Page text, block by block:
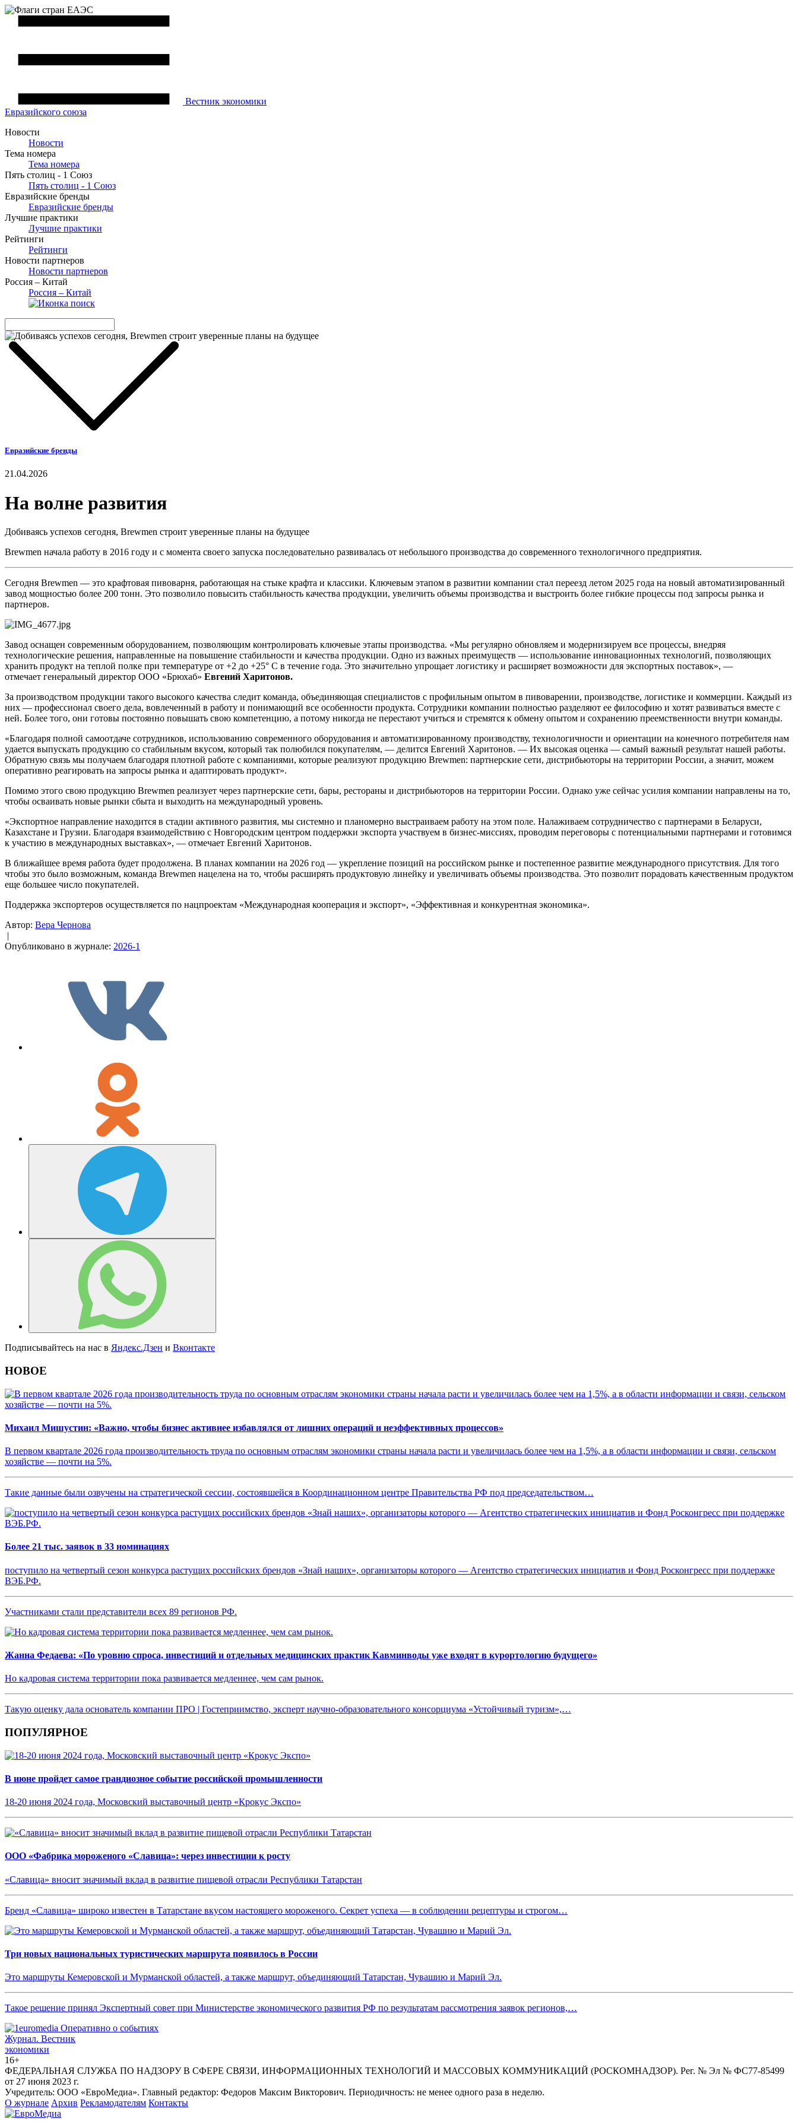
Вестник экономики
Евразийского союза
Новости
Новости
Тема номера
Тема номера
Пять столиц - 1 Союз
Пять столиц - 1 Союз
Евразийские бренды
Евразийские бренды
Лучшие практики
Лучшие практики
Рейтинги
Рейтинги
Новости партнеров
Новости партнеров
Россия – Китай
Россия – Китай
Евразийские бренды
21.04.2026
На волне развития
Добиваясь успехов сегодня, Brewmen строит уверенные планы на будущее
Brewmen начала работу в 2016 году и с момента своего запуска последовательно развивалась от небольшого производства до современного технологичного предприятия.
Сегодня Brewmen — это крафтовая пивоварня, работающая на стыке крафта и классики. Ключевым этапом в развитии компании стал переезд летом 2025 года на новый автоматизированный
завод мощностью более 200 тонн. Это позволило повысить стабильность качества продукции, увеличить объемы производства и выстроить более гибкие процессы под запросы рынка и
партнеров.
Завод оснащен современным оборудованием, позволяющим контролировать ключевые этапы производства. «Мы регулярно обновляем и модернизируем все процессы, внедряя
технологические решения, направленные на повышение стабильности и качества продукции. Одно из важных преимуществ — использование инновационных технологий, позволяющих
хранить продукт на теплой полке при температуре от +2 до +25° С в течение года. Это значительно упрощает логистику и расширяет возможности для экспортных поставок», —
отмечает генеральный директор ООО «Брюхаб» Евгений Харитонов.
За производством продукции такого высокого качества следит команда, объединяющая специалистов с профильным опытом в пивоварении, производстве, логистике и коммерции. Каждый из
них — профессионал своего дела, вовлеченный в работу и понимающий все особенности продукта. Сотрудники компании полностью разделяют ее философию и хотят развиваться вместе с
ней. Более того, они готовы постоянно повышать свою компетенцию, а потому никогда не перестают учиться и стремятся к обмену опытом и сохранению преемственности внутри команды.
«Благодаря полной самоотдаче сотрудников, использованию современного оборудования и автоматизированному производству, технологичности и ориентации на конечного потребителя нам
удается выпускать продукцию со стабильным вкусом, который так полюбился покупателям, — делится Евгений Харитонов. — Их высокая оценка — самый важный результат нашей работы.
Обратную связь мы получаем благодаря плотной работе с компаниями, которые реализуют продукцию Brewmen: партнерские сети, дистрибьюторы на территории России, а значит, можем
оперативно реагировать на запросы рынка и адаптировать продукт».
Помимо этого свою продукцию Brewmen реализует через партнерские сети, бары, рестораны и дистрибьюторов на территории России. Однако уже сейчас усилия компании направлены на то,
чтобы осваивать новые рынки сбыта и выходить на международный уровень.
«Экспортное направление находится в стадии активного развития, мы системно и планомерно выстраиваем работу на этом поле. Налаживаем сотрудничество с партнерами в Беларуси,
Казахстане и Грузии. Благодаря взаимодействию с Новгородским центром поддержки экспорта участвуем в бизнес-миссиях, проводим переговоры с потенциальными партнерами и готовимся
к участию в международных выставках», — отмечает Евгений Харитонов.
В ближайшее время работа будет продолжена. В планах компании на 2026 год — укрепление позиций на российском рынке и постепенное развитие международного присутствия. Для того
чтобы это было возможным, команда Brewmen нацелена на то, чтобы расширять продуктовую линейку и увеличивать объемы производства. Это позволит порадовать качественным продуктом
еще большее число покупателей.
Поддержка экспортеров осуществляется по нацпроектам «Международная кооперация и экспорт», «Эффективная и конкурентная экономика».
Автор: Вера Чернова
|
Опубликовано в журнале: 2026-1
Подписывайтесь на нас в Яндекс.Дзен и Вконтакте
НОВОЕ
Михаил Мишустин: «Важно, чтобы бизнес активнее избавлялся от лишних операций и неэффективных процессов»
В первом квартале 2026 года производительность труда по основным отраслям экономики страны начала расти и увеличилась более чем на 1,5%, а в области информации и связи, сельском
хозяйстве — почти на 5%.
Такие данные были озвучены на стратегической сессии, состоявшейся в Координационном центре Правительства РФ под председательством…
Более 21 тыс. заявок в 33 номинациях
поступило на четвертый сезон конкурса растущих российских брендов «Знай наших», организаторы которого — Агентство стратегических инициатив и Фонд Росконгресс при поддержке
ВЭБ.РФ.
Участниками стали представители всех 89 регионов РФ.
Жанна Федаева: «По уровню спроса, инвестиций и отдельных медицинских практик Кавминводы уже входят в курортологию будущего»
Но кадровая система территории пока развивается медленнее, чем сам рынок.
Такую оценку дала основатель компании ПРО | Гостеприимство, эксперт научно-образовательного консорциума «Устойчивый туризм»,…
ПОПУЛЯРНОЕ
В июне пройдет самое грандиозное событие российской промышленности
18-20 июня 2024 года, Московский выставочный центр «Крокус Экспо»
ООО «Фабрика мороженого «Славица»: через инвестиции к росту
«Славица» вносит значимый вклад в развитие пищевой отрасли Республики Татарстан
Бренд «Славица» широко известен в Татарстане вкусом настоящего мороженого. Секрет успеха — в соблюдении рецептуры и строгом…
Три новых национальных туристических маршрута появилось в России
Это маршруты Кемеровской и Мурманской областей, а также маршрут, объединяющий Татарстан, Чувашию и Марий Эл.
Такое решение принял Экспертный совет при Министерстве экономического развития РФ по результатам рассмотрения заявок регионов,…
Журнал. Вестник
экономики
16+
ФЕДЕРАЛЬНАЯ СЛУЖБА ПО НАДЗОРУ В СФЕРЕ СВЯЗИ, ИНФОРМАЦИОННЫХ ТЕХНОЛОГИЙ И МАССОВЫХ КОММУНИКАЦИЙ (РОСКОМНАДЗОР). Рег. № Эл № ФС77-85499
от 27 июня 2023 г.
Учредитель: ООО «ЕвроМедиа». Главный редактор: Федоров Максим Викторович. Периодичность: не менее одного раза в неделю.
О журнале Архив Рекламодателям Контакты